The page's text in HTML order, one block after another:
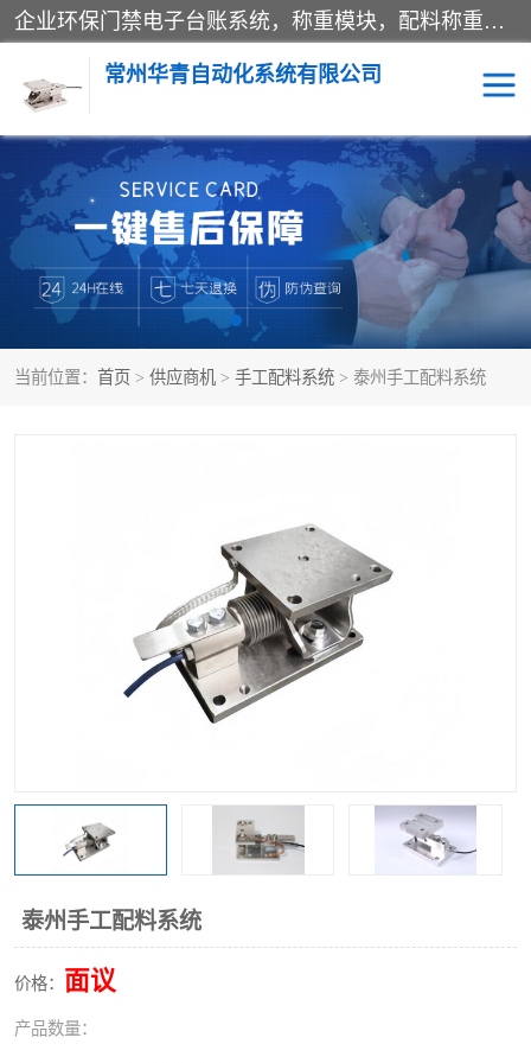
企业环保门禁电子台账系统，称重模块，配料称重系统,称重模块厂家,地磅称重系统,检重秤厂家 常州华青自动化主营：称重模块、无人值守称重系统、配料称重系统、地磅称重系统、检重秤、托利多称重模块等产品。各种称重软件，移动源环保门禁电子台账系统软件。 常州华青自动化系统有限公司7*24的电话支持服务、项目现场开发服务、新功能定制研发服务，产品培训、远程维护，现场安装调试工程等。
常州华青自动化系统有限公司
当前位置： 首页 > 供应商机 > 手工配料系统 > 泰州手工配料系统
泰州手工配料系统
价格： 面议
产品数量：
称重模块 称重仪表
手工配料系统 屠宰管理软件
自动化配料系统 称重贴标机
屠宰轨道秤 检重秤